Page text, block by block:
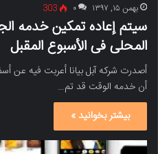
بهمن ۱۵, ۱۳۹۷ ۰ 303
سیتم إعاده تمکین خدمه
المحلی فی الأسبوع المقبل
أصدرت شرکه آبل بیانا أعربت فیه عن
أن خدمه الوقت قد تم…
بیشتر بخوانید »